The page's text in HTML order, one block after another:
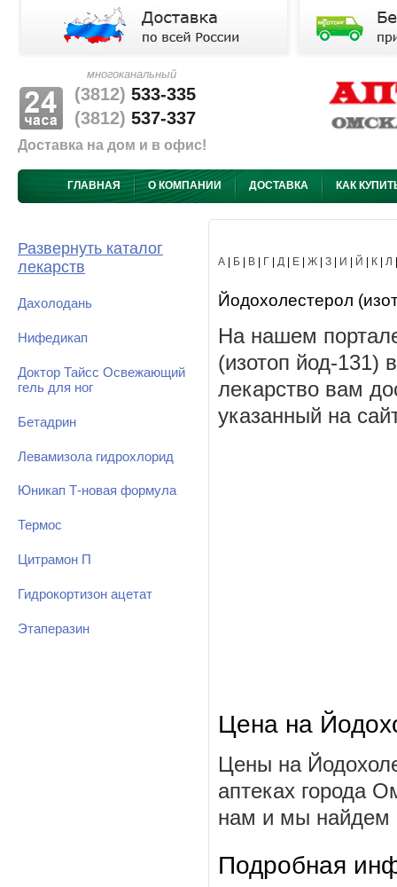
многоканальный
(3812) 533-335
(3812) 537-337
Доставка на дом и в офис!
ГЛАВНАЯ О КОМПАНИИ ДОСТАВКА КАК
Развернуть каталог
лекарств
Дахолодань
Нифедикап
Доктор Тайсс Освежающий
гель для ног
Бетадрин
Левамизола гидрохлорид
Юникап Т-новая формула
Термос
Цитрамон П
Гидрокортизон ацетат
Этаперазин
А Б В Г Д Е Ж З И Й К Л
Йодохолестерол
На нашем
(изотоп йод-131)
лекарство вам
указанный на
Цена на
Цены на
аптеках города
нам и мы найдем
Подробная